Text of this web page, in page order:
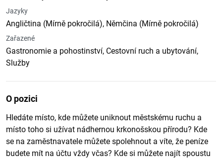
Jazyky
Angličtina (Mírně pokročilá), Němčina (Mírně pokročilá)
Zařazené
Gastronomie a pohostinství, Cestovní ruch a ubytování,
Služby
O pozici
Hledáte místo, kde můžete uniknout městskému ruchu a
místo toho si užívat nádhernou krkonošskou přírodu? Kde
se na zaměstnavatele můžete spolehnout a víte, že peníze
budete mít na účtu vždy včas? Kde si můžete najít spoustu